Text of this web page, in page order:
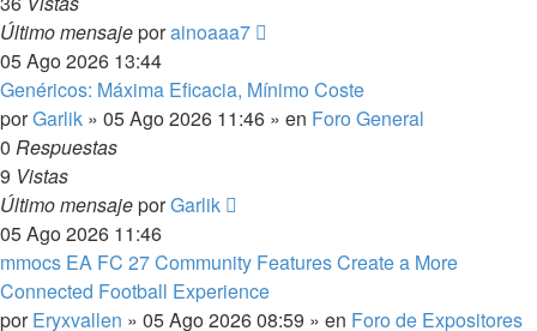
Último mensajeporainoaaa7
05 Ago 2026 13:44
Genéricos: Máxima Eficacia, Mínimo Coste
porGarlik » 05 Ago 2026 11:46 » en Foro General
0 Respuestas
9 Vistas
Último mensajeporGarlik
05 Ago 2026 11:46
mmocs EA FC 27 Community Features Create a More
Connected Football Experience
porEryxvallen » 05 Ago 2026 08:59 » en Foro de Expositores